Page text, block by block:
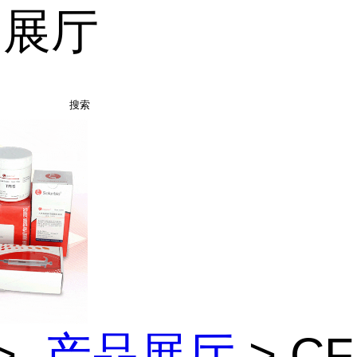
厅
搜索